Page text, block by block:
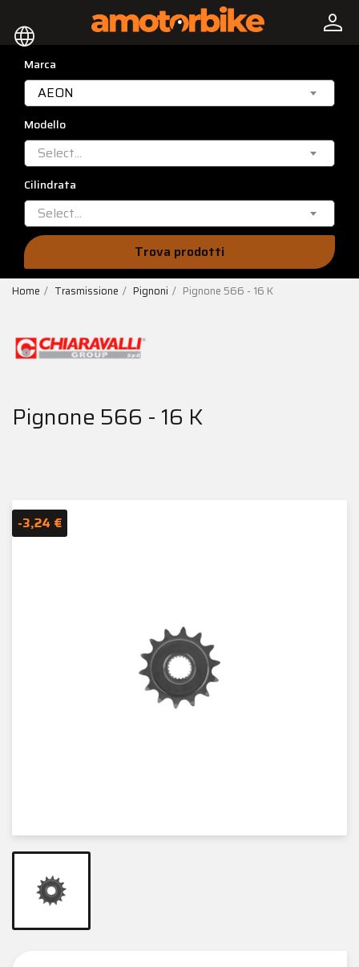
language person
Marca
AEON
Modello
Select...
Cilindrata
Select...
Trova prodotti
Home Trasmissione Pignoni Pignone 566 - 16 K
Pignone 566 - 16 K
-3,24 €